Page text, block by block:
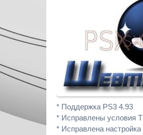
* Поддержка PS3 4.93
* Исправлены условия
* Исправлена